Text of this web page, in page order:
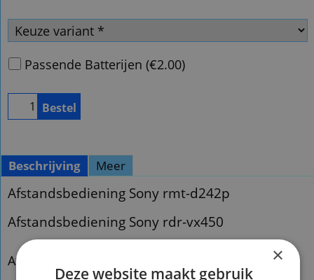
Passende Batterijen (€2.00)
Bestel
Beschrijving Meer
Afstandsbediening Sony rmt-d242p
Afstandsbediening Sony rdr-vx450
Afstandsbediening Sony rmtd242p
×
Deze website maakt gebruik